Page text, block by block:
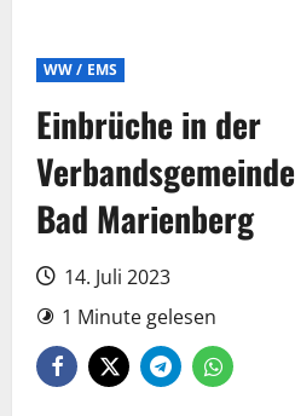
WW / EMS
Einbrüche in der
Verbandsgemeinde
Bad Marienberg
14. Juli 2023
1 Minute gelesen